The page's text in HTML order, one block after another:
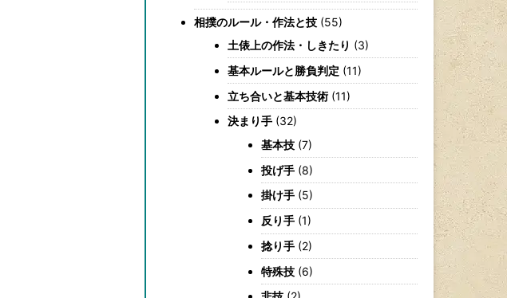
相撲のルール・作法と技 (55)
土俵上の作法・しきたり (3)
基本ルールと勝負判定 (11)
立ち合いと基本技術 (11)
決まり手 (32)
基本技 (7)
投げ手 (8)
掛け手 (5)
反り手 (1)
捻り手 (2)
特殊技 (6)